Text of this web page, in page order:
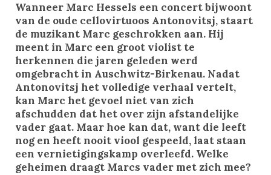
Wanneer Marc Hessels een concert bijwoont
van de oude cellovirtuoos Antonovitsj, staart
de muzikant Marc geschrokken aan. Hij
meent in Marc een groot violist te
herkennen die jaren geleden werd
omgebracht in Auschwitz-Birkenau. Nadat
Antonovitsj het volledige verhaal vertelt,
kan Marc het gevoel niet van zich
afschudden dat het over zijn afstandelijke
vader gaat. Maar hoe kan dat, want die leeft
nog en heeft nooit viool gespeeld, laat staan
een vernietigingskamp overleefd. Welke
geheimen draagt Marcs vader met zich mee?